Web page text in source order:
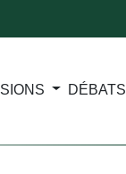
DÉBATS